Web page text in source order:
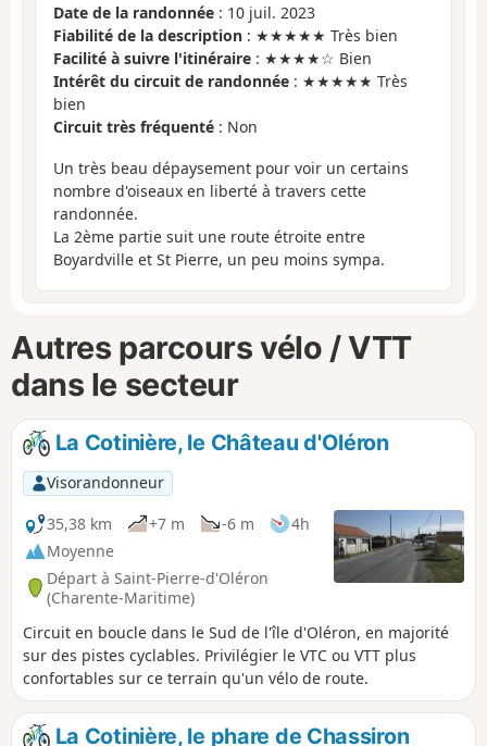
Date de la randonnée : 10 juil. 2023
Fiabilité de la description : ★★★★★ Très bien
Facilité à suivre l'itinéraire : ★★★★☆ Bien
Intérêt du circuit de randonnée : ★★★★★ Très
bien
Circuit très fréquenté : Non
Un très beau dépaysement pour voir un certains
nombre d'oiseaux en liberté à travers cette
randonnée.
La 2ème partie suit une route étroite entre
Boyardville et St Pierre, un peu moins sympa.
Autres parcours vélo / VTT
dans le secteur
La Cotinière, le Château d'Oléron
Visorandonneur
35,38 km
+7 m -6 m
4h
Moyenne
Départ à Saint-Pierre-d'Oléron
(Charente-Maritime)
Circuit en boucle dans le Sud de l'île d'Oléron, en majorité
sur des pistes cyclables. Privilégier le VTC ou VTT plus
confortables sur ce terrain qu'un vélo de route.
La Cotinière, le phare de Chassiron